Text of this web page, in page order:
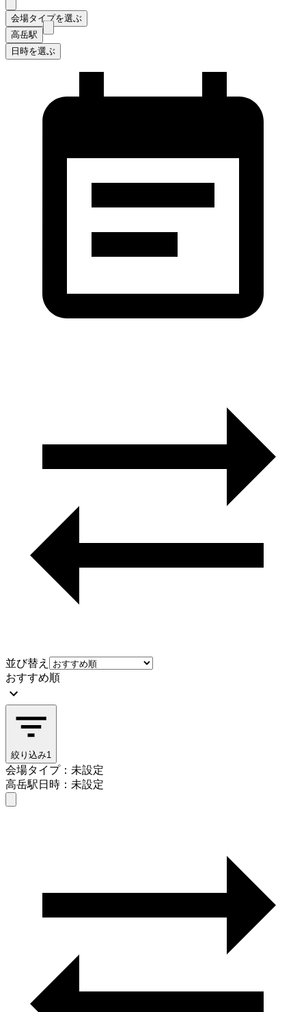
会場タイプを選ぶ
高岳駅
日時を選ぶ
並び替え
おすすめ順
絞り込み1
会場タイプ：未設定
高岳駅日時：未設定